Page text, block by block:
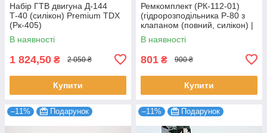
Набір ГТВ двигуна Д-144
Т-40 (силікон) Premium TDX
(Рк-405)
В наявності
1 824,50 ₴ 2 050 ₴
Купити
Ремкомплект (РК-112-01)
(гідророзподільника Р-80 з
клапаном (повний, силікон) |
TDX Premium
В наявності
801 ₴ 900 ₴
Купити
–11% Подарунок –11% Подарунок